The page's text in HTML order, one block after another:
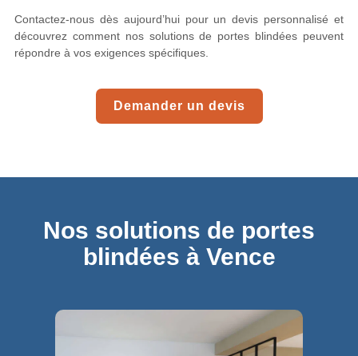
Contactez-nous dès aujourd’hui pour un devis personnalisé et
découvrez comment nos solutions de portes blindées peuvent
répondre à vos exigences spécifiques.
Demander un devis
Nos solutions de portes
blindées à Vence